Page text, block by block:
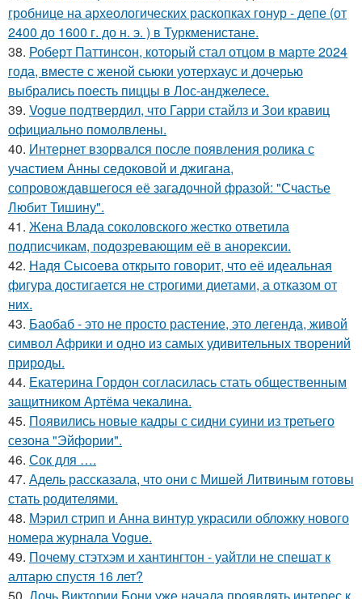
гробнице на археологических раскопках гонур - депе (от
2400 до 1600 г. до н. э. ) в Туркменистане.
38. Роберт Паттинсон, который стал отцом в марте 2024
года, вместе с женой сьюки уотерхаус и дочерью
выбрались поесть пиццы в Лос-анджелесе.
39. Vogue подтвердил, что Гарри стайлз и Зои кравиц
официально помолвлены.
40. Интернет взорвался после появления ролика с
участием Анны седоковой и джигана,
сопровождавшегося её загадочной фразой: "Счастье
Любит Тишину".
41. Жена Влада соколовского жестко ответила
подписчикам, подозревающим её в анорексии.
42. Надя Сысоева открыто говорит, что её идеальная
фигура достигается не строгими диетами, а отказом от
них.
43. Баобаб - это не просто растение, это легенда, живой
символ Африки и одно из самых удивительных творений
природы.
44. Екатерина Гордон согласилась стать общественным
защитником Артёма чекалина.
45. Появились новые кадры с сидни суини из третьего
сезона "Эйфории".
46. Сок для ….
47. Адель рассказала, что они с Мишей Литвиным готовы
стать родителями.
48. Мэрил стрип и Анна винтур украсили обложку нового
номера журнала Vogue.
49. Почему стэтхэм и хантингтон - уайтли не спешат к
алтарю спустя 16 лет?